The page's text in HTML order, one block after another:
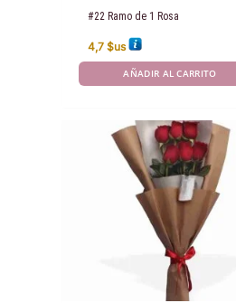
#22 Ramo de 1 Rosa
4,7$us
AÑADIR AL CARRITO